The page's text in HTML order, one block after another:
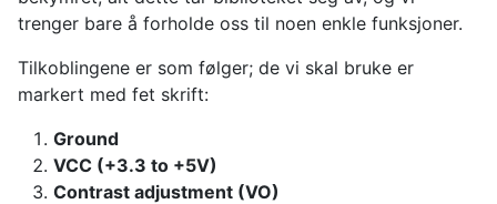
trenger bare å forholde oss til noen enkle funksjoner.
Tilkoblingene er som følger; de vi skal bruke er
markert med fet skrift:
Ground
VCC (+3.3 to +5V)
Contrast adjustment (VO)